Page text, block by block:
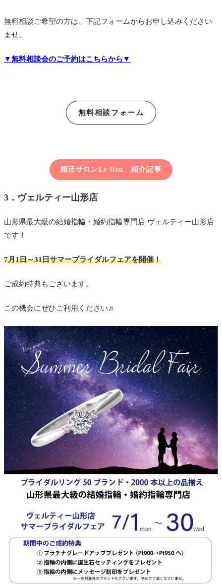
無料相談ご希望の方は、下記フォームからお申し込みください
ませ。
▼無料相談会のご予約はこちらから▼
無料相談フォーム
婚活サロンLe lien 紹介記事
3．ヴェルティー山形店
山形県最大級の結婚指輪・婚約指輪専門店 ヴェルティー山形店
です！
7月1日～31日サマーブライダルフェアを開催！
ご成約特典もございます。
この機会にぜひご利用ください♬